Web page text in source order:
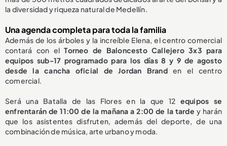
la diversidad y riqueza natural de Medellín.
Una agenda completa para toda la familia
Además de los árboles y la increíble Elena, el centro comercial
contará con elTorneo de Baloncesto Callejero 3x3 para
equipos sub-17 programado para los días 8 y 9 de agosto
desde la cancha oficial de Jordan Branden el centro
comercial.
Será una Batalla de las Flores en la que 12 equipos se
enfrentarán de 11:00 de la mañana a 2:00 de la tarde y harán
que los asistentes disfruten, además del deporte, de una
combinación de música, arte urbano y moda.